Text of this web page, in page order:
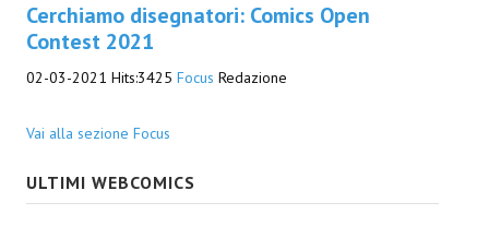
EonVerso
Editore
Cerchiamo disegnatori: Comics Open
Contest 2021
02-03-2021 Hits:3425 Focus Redazione
Vai alla sezione Focus
ULTIMI WEBCOMICS